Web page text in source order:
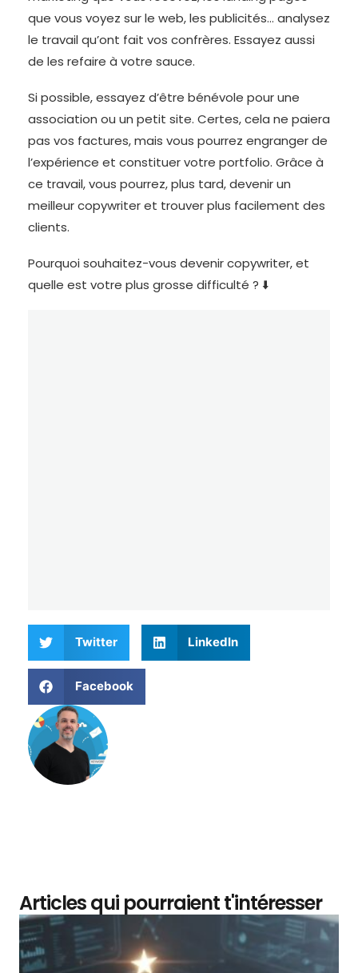
que vous voyez sur le web, les publicités… analysez
le travail qu’ont fait vos confrères. Essayez aussi
de les refaire à votre sauce.
Si possible, essayez d’être bénévole pour une
association ou un petit site. Certes, cela ne paiera
pas vos factures, mais vous pourrez engranger de
l’expérience et constituer votre portfolio. Grâce à
ce travail, vous pourrez, plus tard, devenir un
meilleur copywriter et trouver plus facilement des
clients.
Pourquoi souhaitez-vous devenir copywriter, et
quelle est votre plus grosse difficulté ? ⬇️
Twitter LinkedIn
Facebook
Articles qui pourraient t'intéresser